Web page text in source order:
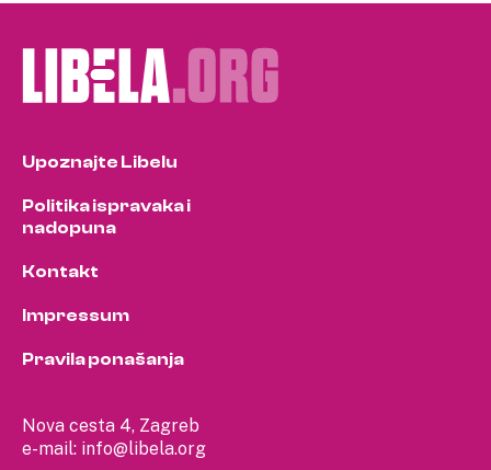
Nova cesta 4, Zagreb
e-mail: info@libela.org
Upoznajte Libelu
Politika ispravaka i
nadopuna
Kontakt
Impressum
Pravila ponašanja